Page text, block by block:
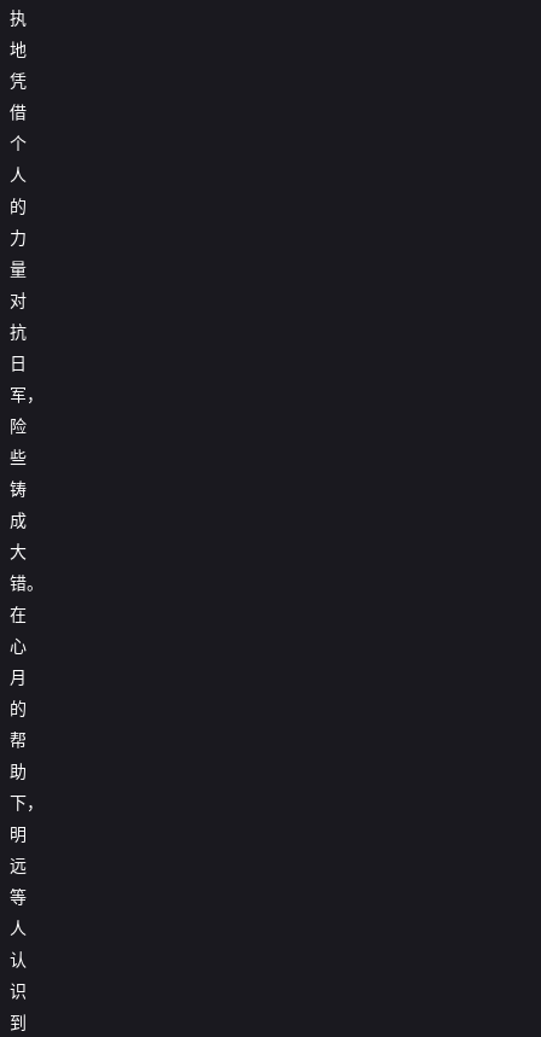
执
地
凭
借
个
人
的
力
量
对
抗
日
军，
险
些
铸
成
大
错。
在
心
月
的
帮
助
下，
明
远
等
人
认
识
到